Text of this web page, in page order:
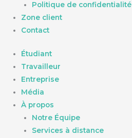
Politique de confidentialité
Zone client
Contact
Étudiant
Travailleur
Entreprise
Média
À propos
Notre Équipe
Services à distance